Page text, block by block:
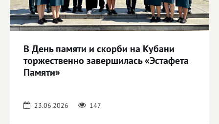
В День памяти и скорби на Кубани
торжественно завершилась «Эстафета
Памяти»
23.06.2026 147